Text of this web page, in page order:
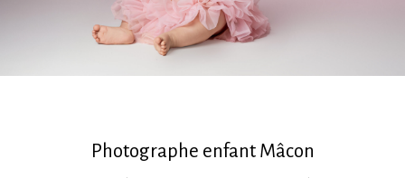
Photographe enfant Mâcon